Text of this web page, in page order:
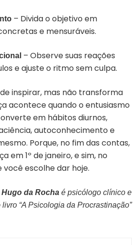
– Divida o objetivo em
e mensuráveis.
– Observe suas reações
e ajuste o ritmo sem culpa.
inspirar, mas não transforma
acontece quando o entusiasmo
em hábitos diurnos,
autoconhecimento e
Porque, no fim das contas,
em 1º de janeiro, e sim, no
você escolhe dar hoje.
Hugo da Rocha é psicólogo clínico e
livro “A Psicologia da Procrastinação”